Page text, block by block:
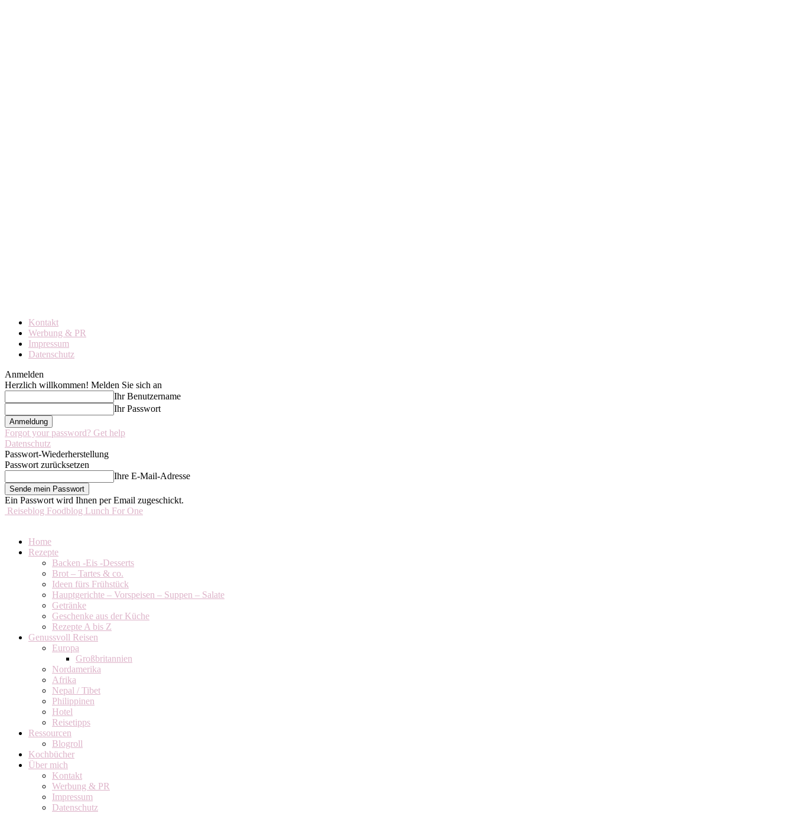
Kontakt
Werbung & PR
Impressum
Datenschutz
Anmelden
Herzlich willkommen! Melden Sie sich an
Ihr Benutzername
Ihr Passwort
Forgot your password? Get help
Datenschutz
Passwort-Wiederherstellung
Passwort zurücksetzen
Ihre E-Mail-Adresse
Ein Passwort wird Ihnen per Email zugeschickt.
Reiseblog Foodblog Lunch For One
Home
Rezepte
Backen -Eis -Desserts
Brot – Tartes & co.
Ideen fürs Frühstück
Hauptgerichte – Vorspeisen – Suppen – Salate
Getränke
Geschenke aus der Küche
Rezepte A bis Z
Genussvoll Reisen
Europa
Großbritannien
Nordamerika
Afrika
Nepal / Tibet
Philippinen
Hotel
Reisetipps
Ressourcen
Blogroll
Kochbücher
Über mich
Kontakt
Werbung & PR
Impressum
Datenschutz